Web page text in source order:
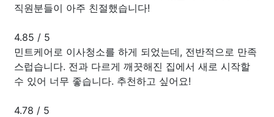
직원분들이 아주 친절했습니다!
4.85 / 5
민트케어로 이사청소를 하게 되었는데, 전반적으로 만족
스럽습니다. 전과 다르게 깨끗해진 집에서 새로 시작할
수 있어 너무 좋습니다. 추천하고 싶어요!
4.78 / 5